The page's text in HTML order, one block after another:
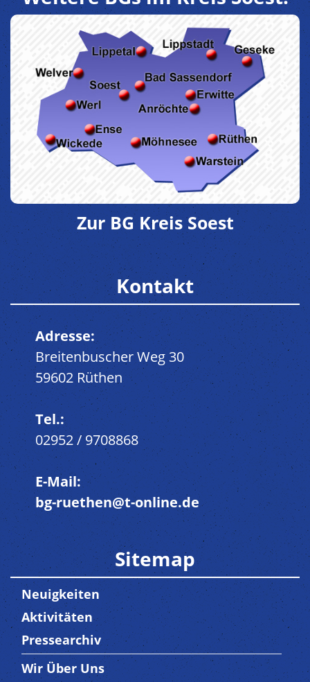
Zur BG Kreis Soest
Kontakt
Adresse:
Breitenbuscher Weg 30
59602 Rüthen
Tel.:
02952 / 9708868
E-Mail:
bg-ruethen@t-online.de
Sitemap
Neuigkeiten
Aktivitäten
Pressearchiv
Trenner3
Wir Über Uns